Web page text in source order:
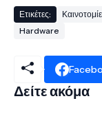
Ετικέτες:
Hardware
Δείτε ακόμα